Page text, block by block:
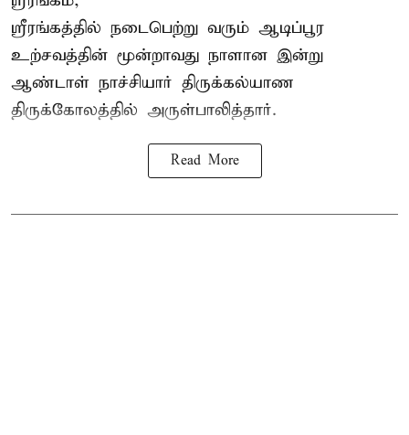
ஸ்ரீரங்கத்தில் நடைபெற்று வரும் ஆடிப்பூர
உற்சவத்தின் மூன்றாவது நாளான இன்று
ஆண்டாள் நாச்சியார் திருக்கல்யாண
திருக்கோலத்தில் அருள்பாலித்தார்.
Read More